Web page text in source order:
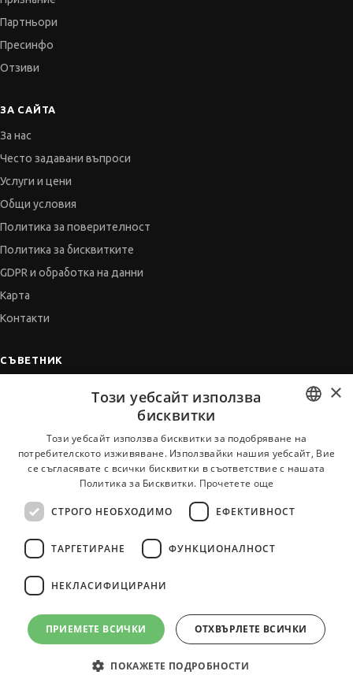
Партньори
Пресинфо
Отзиви
ЗА САЙТА
За нас
Често задавани въпроси
Услуги и цени
Общи условия
Политика за поверителност
Политика за бисквитките
GDPR и обработка на данни
Карта
Контакти
СЪВЕТНИК
Когато получим оферта
Vihra AI
За новодошли
Всички услуги на JobTiger
© 2000-2026 JobTiger. Всички права запазени.
BULGARIAN
ENGLISH
×
Този уебсайт използва
бисквитки
Този уебсайт използва бисквитки за подобряване на
потребителското изживяване. Използвайки нашия уебсайт, Вие
се съгласявате с всички бисквитки в съответствие с нашата
Политика за Бисквитки. Прочетете още
СТРОГО НЕОБХОДИМО ЕФЕКТИВНОСТ
ТАРГЕТИРАНЕ ФУНКЦИОНАЛНОСТ
НЕКЛАСИФИЦИРАНИ
ПРИЕМЕТЕ ВСИЧКИ ОТХВЪРЛЕТЕ ВСИЧКИ
ПОКАЖЕТЕ ПОДРОБНОСТИ